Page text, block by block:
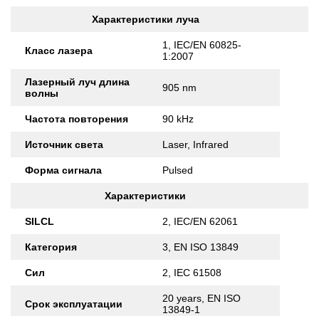
Характеристики луча
Класс лазера
1, IEC/EN 60825-
1:2007
Лазерный луч длина
волны
905 nm
Частота повторения 90 kHz
Источник света Laser, Infrared
Форма сигнала Pulsed
Характеристики
SILCL 2, IEC/EN 62061
Категория 3, EN ISO 13849
Сил 2, IEC 61508
Срок эксплуатации
20 years, EN ISO
13849-1